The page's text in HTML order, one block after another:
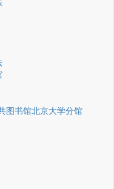
图书馆北京大学分馆